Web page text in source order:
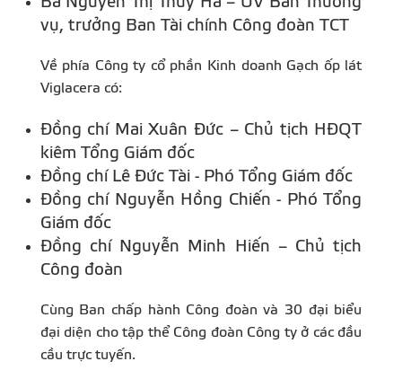
vụ, trưởng Ban Tài chính Công đoàn TCT
Về phía Công ty cổ phần Kinh doanh Gạch ốp lát
Viglacera có:
Đồng chí Mai Xuân Đức – Chủ tịch HĐQT
kiêm Tổng Giám đốc
Đồng chí Lê Đức Tài - Phó Tổng Giám đốc
Đồng chí Nguyễn Hồng Chiến - Phó Tổng
Giám đốc
Đồng chí Nguyễn Minh Hiến – Chủ tịch
Công đoàn
Cùng Ban chấp hành Công đoàn và 30 đại biểu
đại diện cho tập thể Công đoàn Công ty ở các đầu
cầu trực tuyến.